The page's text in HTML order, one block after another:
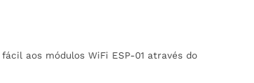
aos módulos WiFi ESP-01 através do